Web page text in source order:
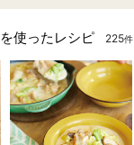
使ったレシピ 225件